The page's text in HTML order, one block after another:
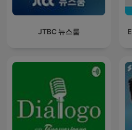
JTBC 뉴스룸